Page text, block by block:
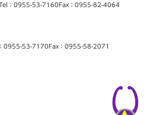
：0955-53-7160Fax：0955-82-4064
0955-53-7170 Fax：0955-58-2071